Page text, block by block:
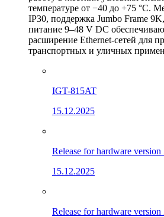
температуре от −40 до +75 °C.
IP30, поддержка Jumbo Frame
питание 9–48 V DC
расширение Ethernet-сетей для
транспортных и уличных
IGT-815AT
15.12.2025
Release for hardware version
15.12.2025
Release for hardware version